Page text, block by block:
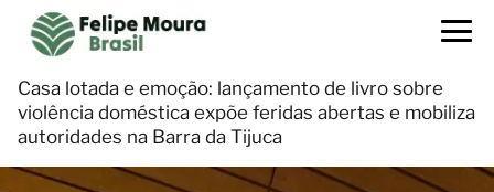
Casa lotada e emoção: lançamento de livro sobre
violência doméstica expõe feridas abertas e mobiliza
autoridades na Barra da Tijuca